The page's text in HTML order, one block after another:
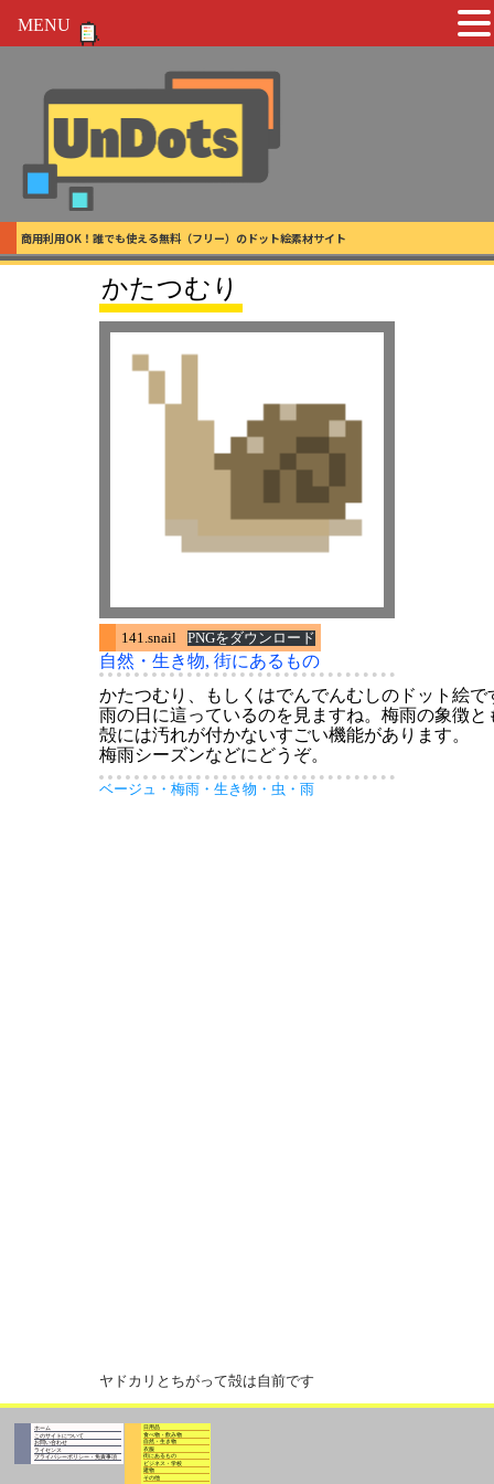
商用利用OK！誰でも使える無料（フリー）のドット絵素材サイト
かたつむり
141.snail PNGをダウンロード
自然・生き物, 街にあるもの
かたつむり、もしくはでんでんむしのドット絵で
雨の日に這っているのを見ますね。梅雨の象徴と
殻には汚れが付かないすごい機能があります。
梅雨シーズンなどにどうぞ。
ベージュ ・ 梅雨・ 生き物 ・ 虫 ・ 雨
ヤドカリとちがって殻は自前です
ホーム
このサイトについて
お問い合わせ
ライセンス
プライバシーポリシー・免責事項
日用品
食べ物・飲み物
自然・生き物
衣服
街にあるもの
ビジネス・学校
建物
その他
MENU